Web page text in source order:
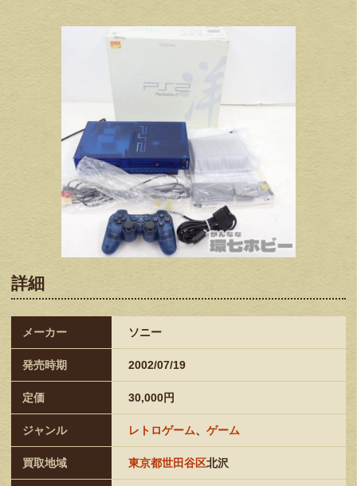
詳細
メーカー ソニー
発売時期 2002/07/19
定価 30,000円
ジャンル レトロゲーム、 ゲーム
買取地域 東京都世田谷区北沢